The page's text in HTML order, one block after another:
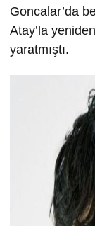
Goncalar’da
Atay’la
yaratmıştı.